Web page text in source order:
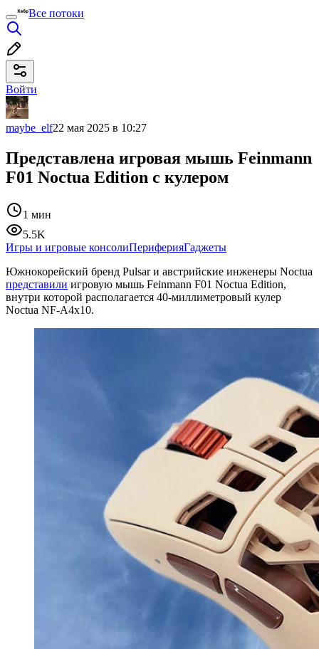
Все потоки
Войти
maybe_elf22 мая 2025 в 10:27
Представлена игровая мышь Feinmann
F01 Noctua Edition с кулером
1 мин
5.5K
Игры и игровые консолиПериферияГаджеты
Южнокорейский бренд Pulsar и австрийские инженеры Noctua
представили игровую мышь Feinmann F01 Noctua Edition,
внутри которой располагается 40-миллиметровый кулер
Noctua NF-A4x10.